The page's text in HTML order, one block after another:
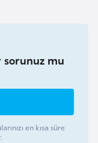
mu
en kısa süre